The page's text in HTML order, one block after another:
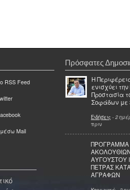
RSS Feed
Mail
Πρόσφατες
Η
ενισχύει την
Προστασία
Σοφάδων με
Ειδήσεις - 2
πριν
ΠΡΟΓΡΑΜΜΑ
ΑΥΓΟΥΣΤΟΥ
ΠΕΤΡΑΣ
ΑΓΡΑΦΩΝ